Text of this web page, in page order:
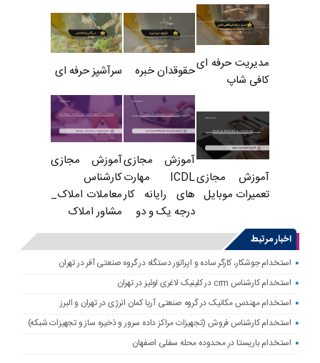
مدیریت حرفه ای
کافی شاپ
حقوقدان خبره سرآشپز حرفه ای
آموزش مجازی
تعمیرات موبایل
آموزش مجازی
ICDL مهارت
های رایانه کار
درجه یک و دو
آموزش مجازی
کارشناس
معاملات املاک_
مشاور املاک
اخبار مرتبط
استخدام جوشکار، کارگر ساده و اپراتور دستگاه در گروه صنعتی آفر در تهران
استخدام کارشناس crm در کلینیک لاغری لوئیز در تهران
استخدام مهندس مکانیک در گروه صنعتی آریا کمان انرژی در تهران و البرز
استخدام کارشناس فروش (تجهیزات مراکز داده سرور و ذخیره ساز و تجهیزات شبکه)
استخدام باریستا در محدوده محله سفلی اصفهان